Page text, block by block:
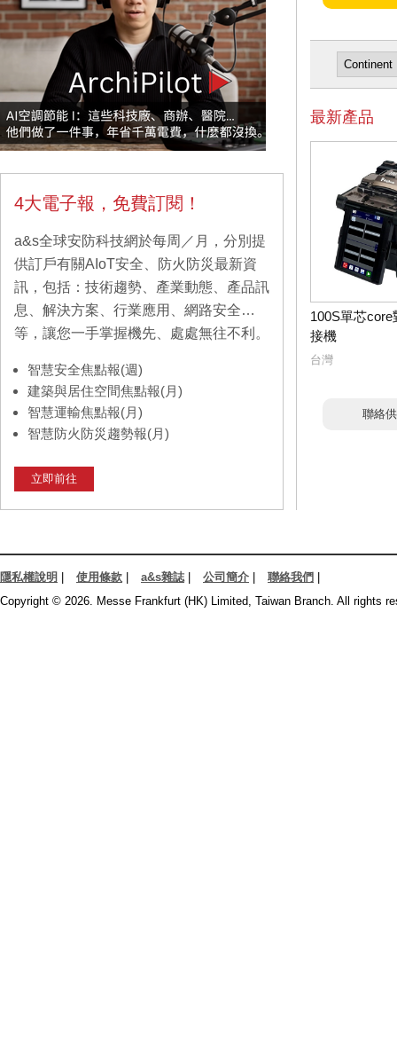
4大電子報，免費訂閱！
a&s全球安防科技網於每周／月，分別提
供訂戶有關AIoT安全、防火防災最新資
訊，包括：技術趨勢、產業動態、產品訊
息、解決方案、行業應用、網路安全…
等，讓您一手掌握機先、處處無往不利。
智慧安全焦點報(週)
建築與居住空間焦點報(月)
智慧運輸焦點報(月)
智慧防火防災趨勢報(月)
立即前往
最新產品
100S單芯
接機
台灣
聯絡
隱私權說明 使用條款 a&s雜誌| 公司簡介 聯絡我們
Copyright © 2026. Messe Frankfurt (HK) Limited, Taiwan Branch. All rights